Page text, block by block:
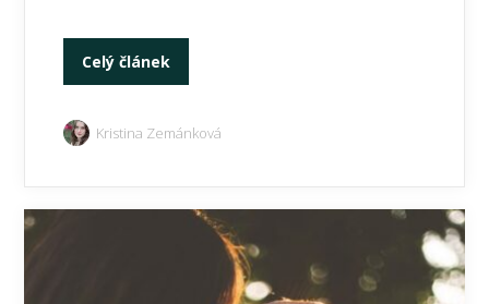
Celý článek
Kristina Zemánková